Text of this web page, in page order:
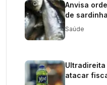
Anvisa
de
Saúde
atacar